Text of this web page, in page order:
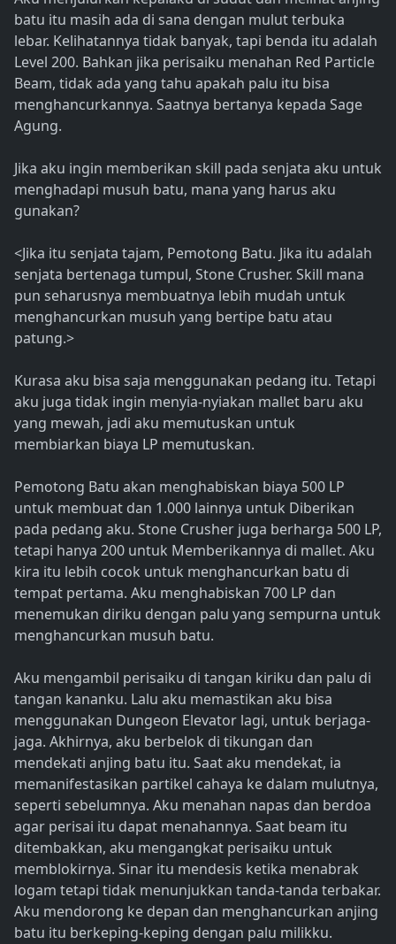
batu itu masih ada di sana dengan mulut terbuka
lebar. Kelihatannya tidak banyak, tapi benda itu adalah
Level 200. Bahkan jika perisaiku menahan Red Particle
Beam, tidak ada yang tahu apakah palu itu bisa
menghancurkannya. Saatnya bertanya kepada Sage
Agung.
Jika aku ingin memberikan skill pada senjata aku untuk
menghadapi musuh batu, mana yang harus aku
gunakan?
<Jika itu senjata tajam, Pemotong Batu. Jika itu adalah
senjata bertenaga tumpul, Stone Crusher. Skill mana
pun seharusnya membuatnya lebih mudah untuk
menghancurkan musuh yang bertipe batu atau
patung.>
Kurasa aku bisa saja menggunakan pedang itu. Tetapi
aku juga tidak ingin menyia-nyiakan mallet baru aku
yang mewah, jadi aku memutuskan untuk
membiarkan biaya LP memutuskan.
Pemotong Batu akan menghabiskan biaya 500 LP
untuk membuat dan 1.000 lainnya untuk Diberikan
pada pedang aku. Stone Crusher juga berharga 500 LP,
tetapi hanya 200 untuk Memberikannya di mallet. Aku
kira itu lebih cocok untuk menghancurkan batu di
tempat pertama. Aku menghabiskan 700 LP dan
menemukan diriku dengan palu yang sempurna untuk
menghancurkan musuh batu.
Aku mengambil perisaiku di tangan kiriku dan palu di
tangan kananku. Lalu aku memastikan aku bisa
menggunakan Dungeon Elevator lagi, untuk berjaga-
jaga. Akhirnya, aku berbelok di tikungan dan
mendekati anjing batu itu. Saat aku mendekat, ia
memanifestasikan partikel cahaya ke dalam mulutnya,
seperti sebelumnya. Aku menahan napas dan berdoa
agar perisai itu dapat menahannya. Saat beam itu
ditembakkan, aku mengangkat perisaiku untuk
memblokirnya. Sinar itu mendesis ketika menabrak
logam tetapi tidak menunjukkan tanda-tanda terbakar.
Aku mendorong ke depan dan menghancurkan anjing
batu itu berkeping-keping dengan palu milikku.